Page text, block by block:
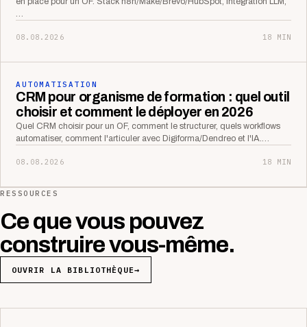
…
08.08.2026 18 MIN
AUTOMATISATION
CRM pour organisme de formation : quel outil
choisir et comment le déployer en 2026
Quel CRM choisir pour un OF, comment le structurer, quels workflows
automatiser, comment l'articuler avec Digiforma/Dendreo et l'IA.…
08.08.2026 18 MIN
RESSOURCES
Ce que vous pouvez
construire vous-même.
OUVRIR LA BIBLIOTHÈQUE→